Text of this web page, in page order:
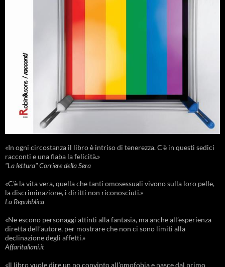
«In ogni circostanza il libro è intriso di tenerezza. C'è in questi sedici
racconti e una fiaba la felicità.»
"La lettura" Corriere della Sera
«C’è la vita vera, quella che tanti omosessuali vivono sulla loro pelle,
la discriminazione, i diritti non riconosciuti.»
La Repubblica
«Ne escono personaggi attinti alla fantasia, ma anche all’esperienza
diretta dell’autore, per mostrare che non ci sono limiti alla
declinazione degli affetti.»
Affaritaliani.it
«Il libro vuole dire un no convinto all’omofobia e nasce dal primo